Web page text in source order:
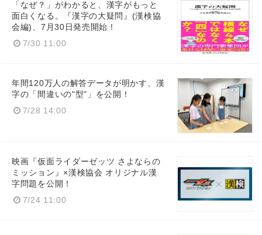
「なぜ？」がわかると、漢字がもっと
面白くなる。『漢字の大疑問』(漢検協
会編)、7月30日発売開始！
7/30 11:00
年間120万人の解答データが明かす、漢
字の「間違いの"型"」を公開！
7/28 14:00
映画『仮面ライダーゼッツ さよならの
ミッション』×漢検協会 オリジナル漢
字問題を公開！
7/24 11:00